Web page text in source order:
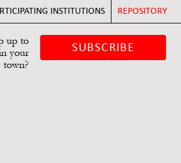
INSTITUTIONS REPOSITORY
up to
your
town?
SUBSCRIBE